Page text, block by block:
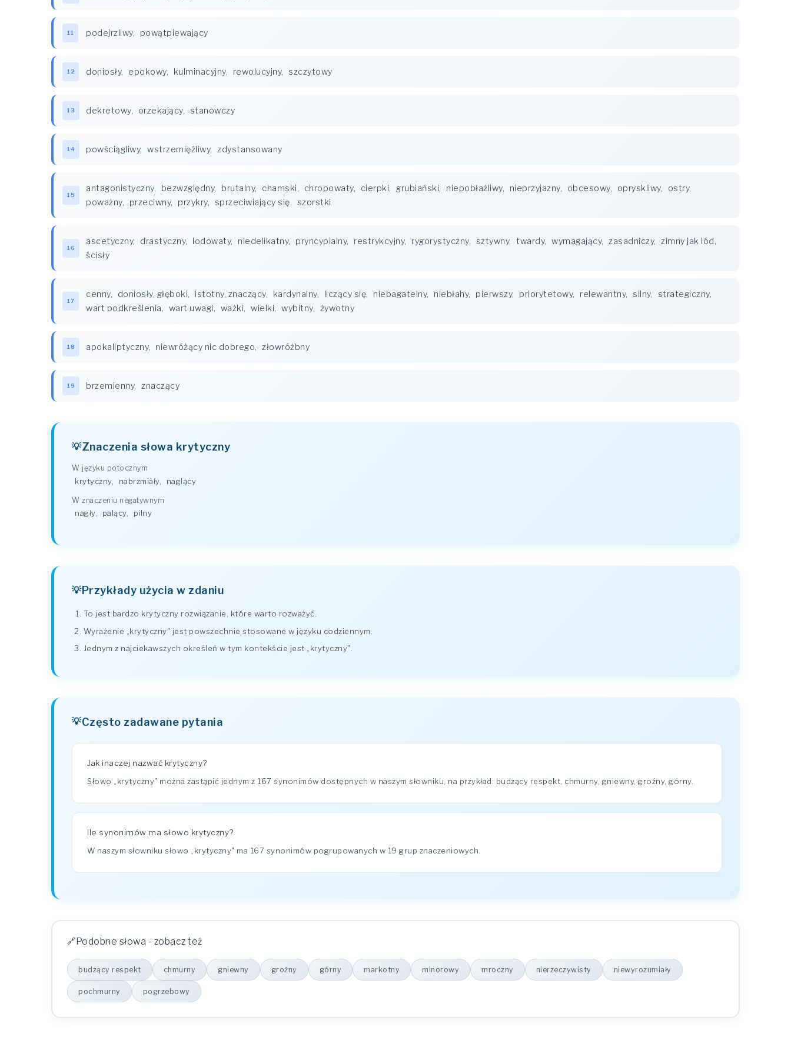
11 podejrzliwy, powątpiewający
12 doniosły, epokowy, kulminacyjny, rewolucyjny, szczytowy
13 dekretowy, orzekający, stanowczy
14 powściągliwy, wstrzemięźliwy, zdystansowany
15
antagonistyczny, bezwzględny, brutalny, chamski, chropowaty, cierpki, grubiański, niepobłażliwy, nieprzyjazny, obcesowy, opryskliwy, ostry,
poważny, przeciwny, przykry, sprzeciwiający się, szorstki
16
ascetyczny, drastyczny, lodowaty, niedelikatny, pryncypialny, restrykcyjny, rygorystyczny, sztywny, twardy, wymagający, zasadniczy, zimny jak lód,
ścisły
17
cenny, doniosły, głęboki, istotny, znaczący, kardynalny, liczący się, niebagatelny, niebłahy, pierwszy, priorytetowy, relewantny, silny, strategiczny,
wart podkreślenia, wart uwagi, ważki, wielki, wybitny, żywotny
18 apokaliptyczny, niewróżący nic dobrego, złowróżbny
19 brzemienny, znaczący
Znaczenia słowa krytyczny
W języku potocznym
krytyczny, nabrzmiały, naglący
W znaczeniu negatywnym
nagły, palący, pilny
Przykłady użycia w zdaniu
To jest bardzo krytyczny rozwiązanie, które warto rozważyć.
Wyrażenie „krytyczny" jest powszechnie stosowane w języku codziennym.
Jednym z najciekawszych określeń w tym kontekście jest „krytyczny".
Często zadawane pytania
Jak inaczej nazwać krytyczny?
Słowo „krytyczny" można zastąpić jednym z 167 synonimów dostępnych w naszym słowniku, na przykład: budzący respekt, chmurny, gniewny, groźny, górny.
Ile synonimów ma słowo krytyczny?
W naszym słowniku słowo „krytyczny" ma 167 synonimów pogrupowanych w 19 grup znaczeniowych.
Podobne słowa - zobacz też
budzący respekt chmurny gniewny groźny górny markotny minorowy mroczny nierzeczywisty niewyrozumiały
pochmurny pogrzebowy